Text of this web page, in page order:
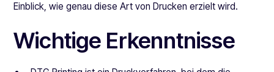
Einblick, wie genau diese Art von Drucken erzielt wird.
Wichtige Erkenntnisse